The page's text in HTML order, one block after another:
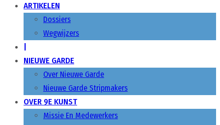
ARTIKELEN
Dossiers
Wegwijzers
NIEUWE GARDE
Over Nieuwe Garde
Nieuwe Garde Stripmakers
OVER 9E KUNST
Missie En Medewerkers